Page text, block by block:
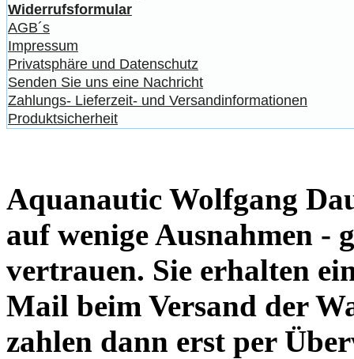
Widerrufsformular
AGB´s
Impressum
Privatsphäre und Datenschutz
Senden Sie uns eine Nachricht
Zahlungs- Lieferzeit- und Versandinformationen
Produktsicherheit
Aquanautic Wolfgang
auf wenige Ausnahmen -
vertrauen. Sie erhalten
Mail beim Versand der
zahlen dann erst per